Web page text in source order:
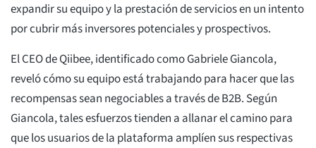
expandir su equipo y la prestación de servicios en un intento
por cubrir más inversores potenciales y prospectivos.
El CEO de Qiibee, identificado como Gabriele Giancola,
reveló cómo su equipo está trabajando para hacer que las
recompensas sean negociables a través de B2B. Según
Giancola, tales esfuerzos tienden a allanar el camino para
que los usuarios de la plataforma amplíen sus respectivas